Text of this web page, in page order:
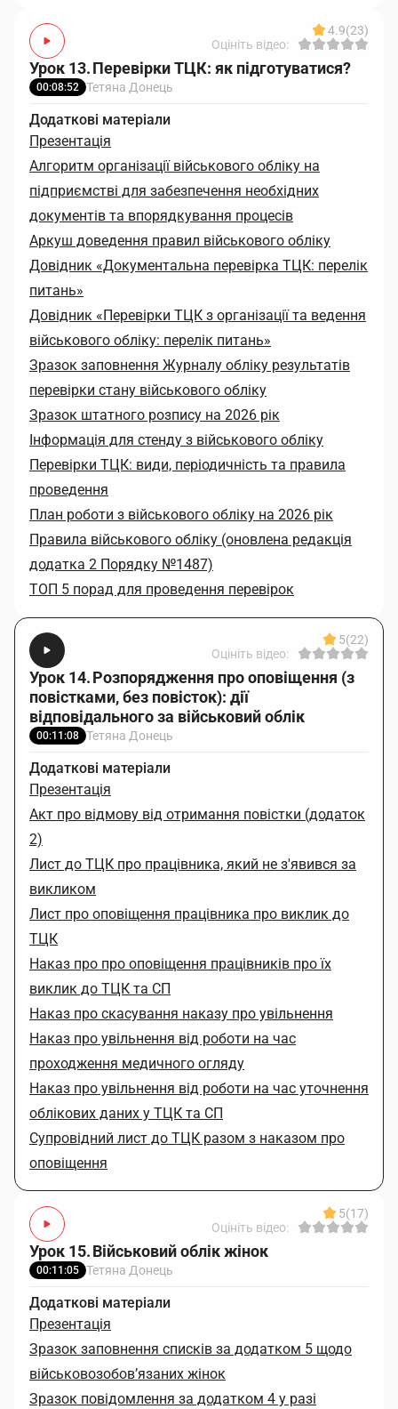
4.9(23)
Оцініть відео:
Урок 13. Перевірки ТЦК: як підготуватися?
00:08:52 Тетяна Донець
Додаткові матеріали
Презентація
Алгоритм організації військового обліку на
підприємстві для забезпечення необхідних
документів та впорядкування процесів
Аркуш доведення правил військового обліку
Довідник «Документальна перевірка ТЦК: перелік
питань»
Довідник «Перевірки ТЦК з організації та ведення
військового обліку: перелік питань»
Зразок заповнення Журналу обліку результатів
перевірки стану військового обліку
Зразок штатного розпису на 2026 рік
Інформація для стенду з військового обліку
Перевірки ТЦК: види, періодичність та правила
проведення
План роботи з військового обліку на 2026 рік
Правила військового обліку (оновлена редакція
додатка 2 Порядку №1487)
ТОП 5 порад для проведення перевірок
5(22)
Оцініть відео:
Урок 14. Розпорядження про оповіщення (з
повістками, без повісток): дії
відповідального за військовий облік
00:11:08 Тетяна Донець
Додаткові матеріали
Презентація
Акт про відмову від отримання повістки (додаток
2)
Лист до ТЦК про працівника, який не з'явився за
викликом
Лист про оповіщення працівника про виклик до
ТЦК
Наказ про про оповіщення працівників про їх
виклик до ТЦК та СП
Наказ про скасування наказу про увільнення
Наказ про увільнення від роботи на час
проходження медичного огляду
Наказ про увільнення від роботи на час уточнення
облікових даних у ТЦК та СП
Супровідний лист до ТЦК разом з наказом про
оповіщення
5(17)
Оцініть відео:
Урок 15. Військовий облік жінок
00:11:05 Тетяна Донець
Додаткові матеріали
Презентація
Зразок заповнення списків за додатком 5 щодо
військовозобов’язаних жінок
Зразок повідомлення за додатком 4 у разі